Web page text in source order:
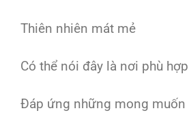
Thiên nhiên mát mẻ
Có thể nói đây là nơi phù
Đáp ứng những mong muốn